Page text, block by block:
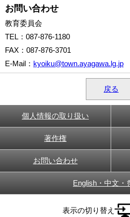
お問い合わせ
教育委員会
TEL ：087-876-1180
FAX ：087-876-3701
E-Mail ： kyoiku@town.ayagawa.lg.jp
戻る
個人情報の取り扱い
著作権
お問い合わせ
English・中文・
表示の切り替え